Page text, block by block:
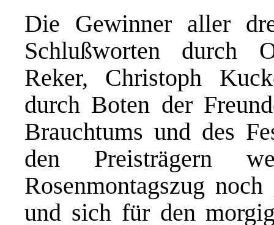
Die Gewinner aller
Schlußworten durch
Reker, Christoph
durch Boten der
Brauchtums und des
den Preisträgern
Rosenmontagszug
und sich für den